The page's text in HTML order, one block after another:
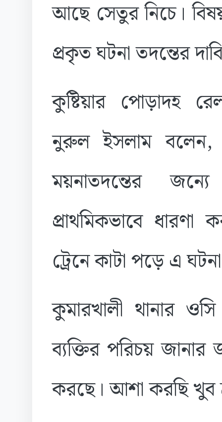
আছে সেতুর নিচে।
প্রকৃত ঘটনা তদন্তের
কুষ্টিয়ার পোড়াদহ
নুরুল ইসলাম বলেন,
ময়নাতদন্তের
প্রাথমিকভাবে ধারণা
ট্রেনে কাটা পড়ে এ
কুমারখালী থানার
ব্যক্তির পরিচয়
করছে। আশা করছি খুব